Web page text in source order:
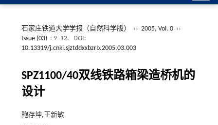
石家庄铁道大学学报（自然科学版） ›› 2005, Vol. 0 ››
Issue (03) : 9 -12.
DOI:
10.13319/j.cnki.sjztddxxbzrb.2005.03.003
SPZ1100/40双线铁路箱梁造桥机的
设计
鲍存坤,王新敏